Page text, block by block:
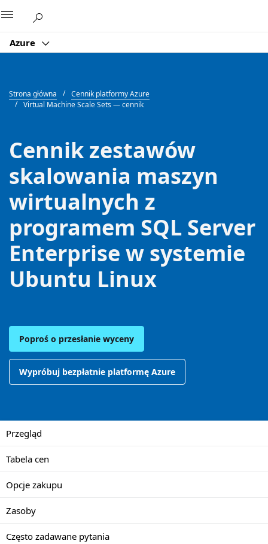
Azure
Strona główna
Cennik platformy Azure
Virtual Machine Scale Sets — cennik
Cennik zestawów
skalowania maszyn
wirtualnych z
programem SQL Server
Enterprise w systemie
Ubuntu Linux
Poproś o przesłanie wyceny
Wypróbuj bezpłatnie platformę Azure
Przegląd
Tabela cen
Opcje zakupu
Zasoby
Często zadawane pytania